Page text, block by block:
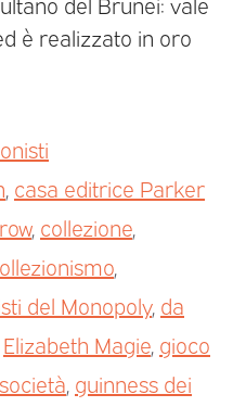
è realizzato in oro
, casa editrice Parker
, collezione,
,
del Monopoly, da
Elizabeth Magie, gioco
, guinness dei